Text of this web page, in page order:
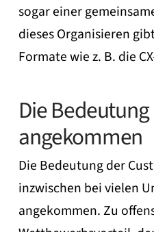
sogar einer
dieses Organisieren
Formate wie z. B. die
Die Bedeutung
angekommen
Die Bedeutung der
inzwischen bei vielen
angekommen. Zu